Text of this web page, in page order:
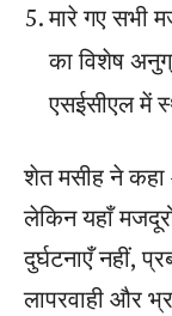
मारे गए सभी
का विशेष
एसईसीएल में
शेत मसीह ने कहा
लेकिन यहाँ
दुर्घटनाएँ नहीं,
लापरवाही और